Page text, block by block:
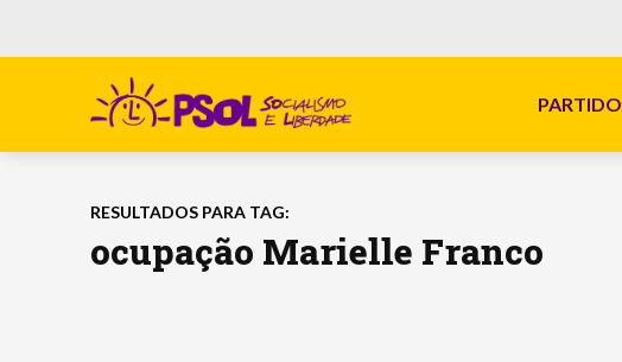
PARTIDO
RESULTADOS PARA TAG:
ocupação Marielle Franco